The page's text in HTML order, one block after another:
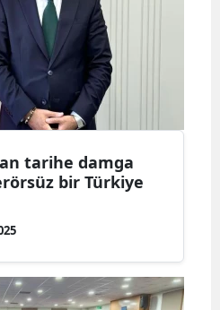
tarihe damga
bir Türkiye